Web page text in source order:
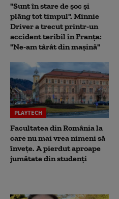
"Sunt în stare de șoc și
plâng tot timpul". Minnie
Driver a trecut printr-un
accident teribil în Franța:
"Ne-am târât din mașină"
PLAYTECH
Facultatea din România la
care nu mai vrea nimeni să
înveţe. A pierdut aproape
jumătate din studenţi